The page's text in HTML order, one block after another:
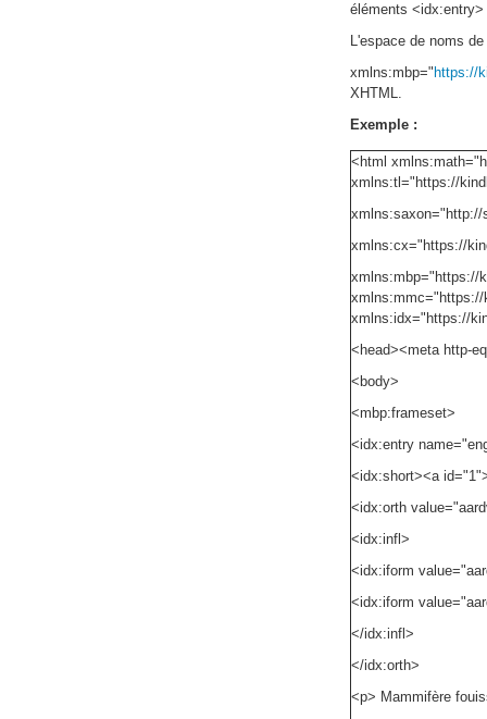
éléments
L'espace de noms
xmlns:mbp=" https://
XHTML.
Exemple :
<html
xmlns:tl="https://
xmlns:saxon="http://
xmlns:cx="https://
xmlns:mbp="https://
xmlns:mmc="https://
xmlns:idx="https://
<head><meta http-
<body>
<mbp:frameset>
<idx:entry
<idx:short><a
<idx:orth
<idx:infl>
<idx:iform
<idx:iform
</idx:infl>
</idx:orth>
<p> Mammifère